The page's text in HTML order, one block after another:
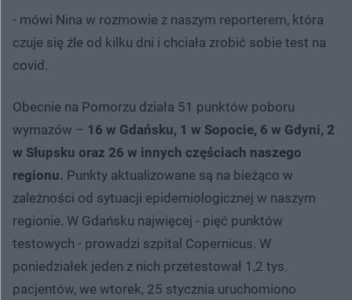
- mówi Nina w rozmowie z naszym reporterem, która
czuje się źle od kilku dni i chciała zrobić sobie test na
covid.
Obecnie na Pomorzu działa 51 punktów poboru
wymazów – 16 w Gdańsku, 1 w Sopocie, 6 w Gdyni, 2
w Słupsku oraz 26 w innych częściach naszego
regionu. Punkty aktualizowane są na bieżąco w
zależności od sytuacji epidemiologicznej w naszym
regionie. W Gdańsku najwięcej - pięć punktów
testowych - prowadzi szpital Copernicus. W
poniedziałek jeden z nich przetestował 1,2 tys.
pacjentów, we wtorek, 25 stycznia uruchomiono